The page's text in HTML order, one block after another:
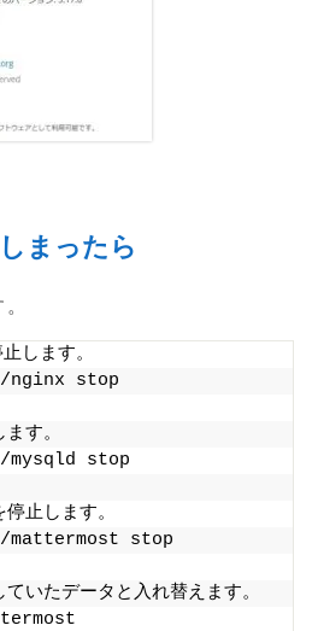
まったら
します。
/nginx stop
す。
/mysqld stop
止します。
/mattermost stop
いたデータと入れ替えます。